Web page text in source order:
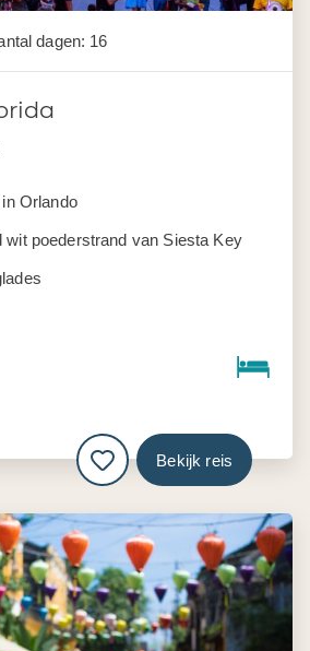
dagen: 16
Orlando
wit poederstrand van Siesta Key
Bekijk reis